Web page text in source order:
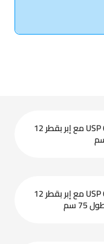
خيوط جراحية بولي جلايكوليك أسيد USP 6/0 مع إبر بقطر 12
خيوط جراحية بولي جلايكوليك أسيد USP 6/0 مع إبر بقطر 12